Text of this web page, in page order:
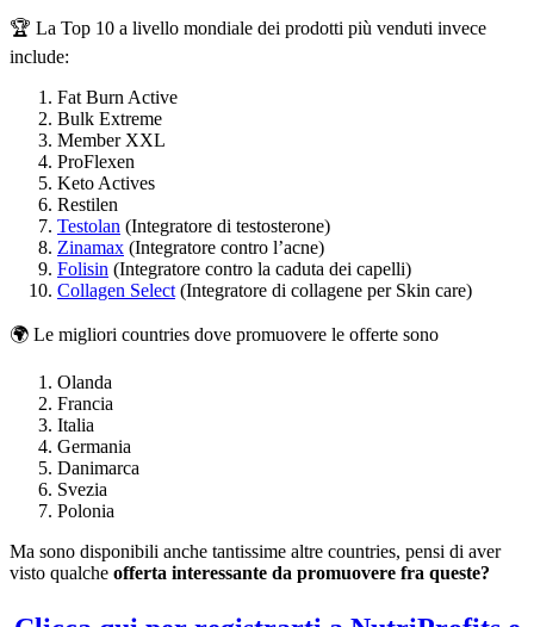
🏆 La Top 10 a livello mondiale dei prodotti più venduti invece
include:
Fat Burn Active
Bulk Extreme
Member XXL
ProFlexen
Keto Actives
Restilen
Testolan (Integratore di testosterone)
Zinamax (Integratore contro l’acne)
Folisin (Integratore contro la caduta dei capelli)
Collagen Select (Integratore di collagene per Skin care)
🌍 Le migliori countries dove promuovere le offerte sono
Olanda
Francia
Italia
Germania
Danimarca
Svezia
Polonia
Ma sono disponibili anche tantissime altre countries, pensi di aver
visto qualche offerta interessante da promuovere fra queste?